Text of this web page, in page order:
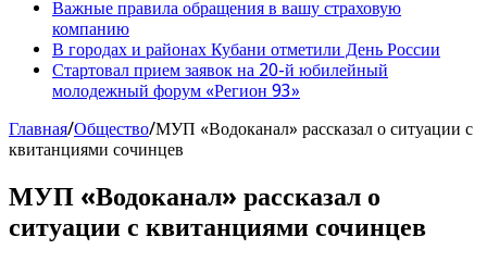
Важные правила обращения в вашу страховую
компанию
В городах и районах Кубани отметили День России
Стартовал прием заявок на 20-й юбилейный
молодежный форум «Регион 93»
Главная/Общество/МУП «Водоканал» рассказал о ситуации с
квитанциями сочинцев
МУП «Водоканал» рассказал о
ситуации с квитанциями сочинцев